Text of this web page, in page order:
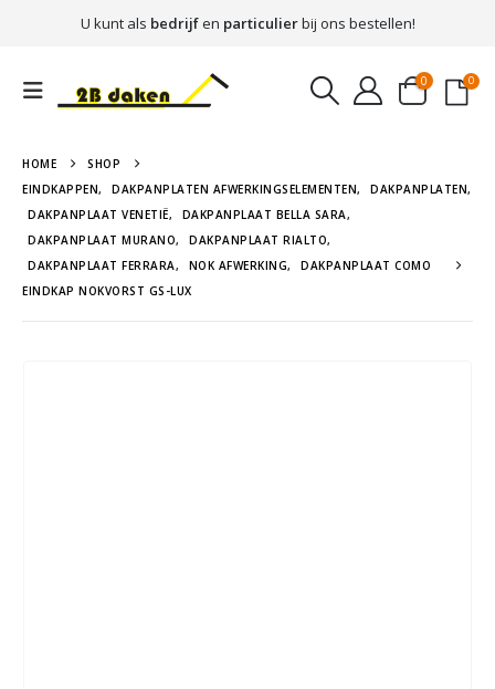
U kunt als bedrijfen particulierbij ons bestellen!
0 0
HOME
SHOP
EINDKAPPEN, DAKPANPLATEN AFWERKINGSELEMENTEN, DAKPANPLATEN,
DAKPANPLAAT VENETIË, DAKPANPLAAT BELLA SARA,
DAKPANPLAAT MURANO, DAKPANPLAAT RIALTO,
DAKPANPLAAT FERRARA, NOK AFWERKING,
DAKPANPLAAT COMO
EINDKAP NOKVORST GS-LUX